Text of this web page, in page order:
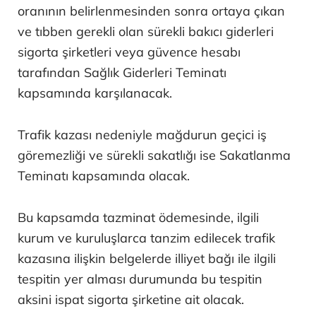
oranının belirlenmesinden sonra ortaya çıkan
ve tıbben gerekli olan sürekli bakıcı giderleri
sigorta şirketleri veya güvence hesabı
tarafından Sağlık Giderleri Teminatı
kapsamında karşılanacak.
Trafik kazası nedeniyle mağdurun geçici iş
göremezliği ve sürekli sakatlığı ise Sakatlanma
Teminatı kapsamında olacak.
Bu kapsamda tazminat ödemesinde, ilgili
kurum ve kuruluşlarca tanzim edilecek trafik
kazasına ilişkin belgelerde illiyet bağı ile ilgili
tespitin yer alması durumunda bu tespitin
aksini ispat sigorta şirketine ait olacak.